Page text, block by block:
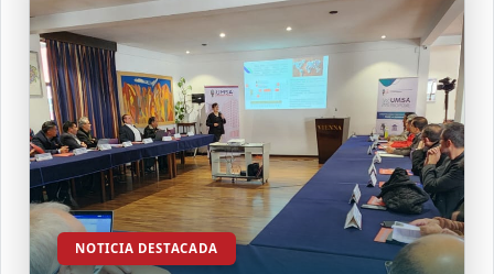
NOTICIA DESTACADA